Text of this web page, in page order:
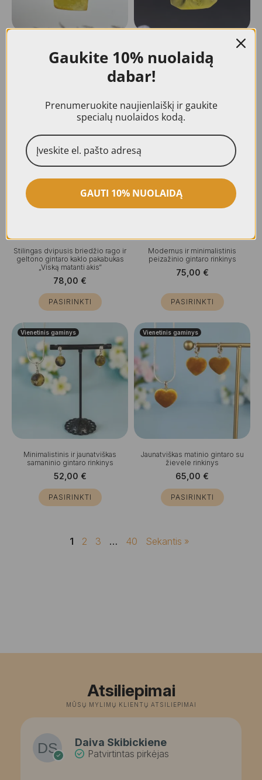
briedžio rago ir sodraus geltono
gintaro kaklo pakabukas
briedžio rago ir skaidraus gelsvo
gintaro kaklo pakabukas
Stilingas dvipusis briedžio rago ir
geltono gintaro kaklo pakabukas
„Viską matanti akis“
78,00 €
PASIRINKTI
Modernus ir minimalistinis
peizažinio gintaro rinkinys
75,00 €
PASIRINKTI
Vienetinis gaminys
Minimalistinis ir jaunatviškas
samaninio gintaro rinkinys
52,00 €
PASIRINKTI
Vienetinis gaminys
Jaunatviškas matinio gintaro su
žievele rinkinys
65,00 €
PASIRINKTI
1 2 3 … 40 Sekantis »
Atsiliepimai
MŪSŲ MYLIMŲ KLIENTŲ ATSILIEPIMAI
Daiva Skibickiene
Patvirtintas pirkėjas
Gaukite 10% nuolaidą
dabar!
Prenumeruokite naujienlaiškį ir gaukite
specialų nuolaidos kodą.
GAUTI 10% NUOLAIDĄ